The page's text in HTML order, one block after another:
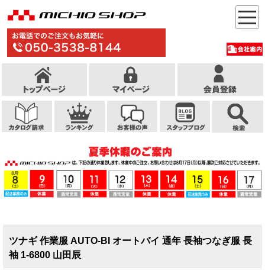
ツナギ 作業服 AUTO-BI オートバイ 通年 長袖つなぎ服 長
袖 1-6800 山田辰